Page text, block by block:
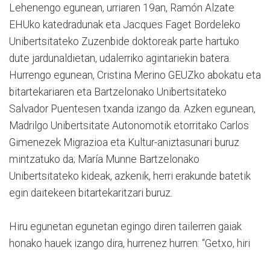
Lehenengo egunean, urriaren 19an, Ramón Alzate
EHUko katedradunak eta Jacques Faget Bordeleko
Unibertsitateko Zuzenbide doktoreak parte hartuko
dute jardunaldietan, udalerriko agintariekin batera.
Hurrengo egunean, Cristina Merino GEUZko abokatu eta
bitartekariaren eta Bartzelonako Unibertsitateko
Salvador Puentesen txanda izango da. Azken egunean,
Madrilgo Unibertsitate Autonomotik etorritako Carlos
Gimenezek Migrazioa eta Kultur-aniztasunari buruz
mintzatuko da; María Munne Bartzelonako
Unibertsitateko kideak, azkenik, herri erakunde batetik
egin daitekeen bitartekaritzari buruz.
Hiru egunetan egunetan egingo diren tailerren gaiak
honako hauek izango dira, hurrenez hurren: “Getxo, hiri